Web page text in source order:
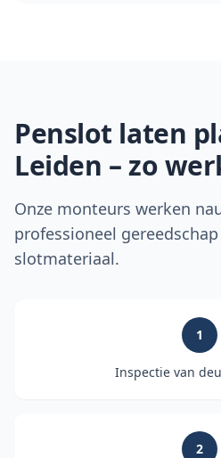
Penslot laten
Leiden – zo
Onze monteurs werken
professioneel
slotmateriaal.
1
Inspectie van
2